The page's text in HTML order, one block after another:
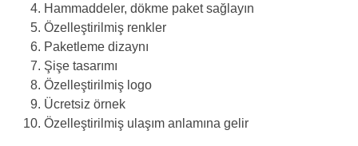
Hammaddeler, dökme paket sağlayın
Özelleştirilmiş renkler
Paketleme dizaynı
Şişe tasarımı
Özelleştirilmiş logo
Ücretsiz örnek
Özelleştirilmiş ulaşım anlamına gelir